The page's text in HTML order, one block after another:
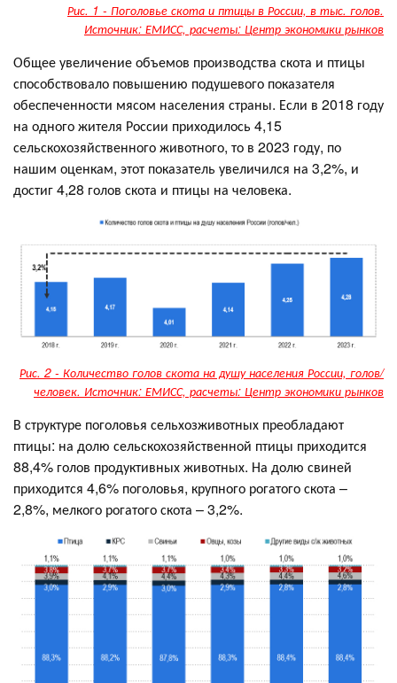
Рис. 1 - Поголовье скота и птицы в России, в тыс. голов.
Источник: ЕМИСС, расчеты: Центр экономики рынков
Общее увеличение объемов производства скота и птицы
способствовало повышению подушевого показателя
обеспеченности мясом населения страны. Если в 2018 году
на одного жителя России приходилось 4,15
сельскохозяйственного животного, то в 2023 году, по
нашим оценкам, этот показатель увеличился на 3,2%, и
достиг 4,28 голов скота и птицы на человека.
Рис. 2 - Количество голов скота на душу населения России, голов/
человек. Источник: ЕМИСС, расчеты: Центр экономики рынков
В структуре поголовья сельхозживотных преобладают
птицы: на долю сельскохозяйственной птицы приходится
88,4% голов продуктивных животных. На долю свиней
приходится 4,6% поголовья, крупного рогатого скота –
2,8%, мелкого рогатого скота – 3,2%.